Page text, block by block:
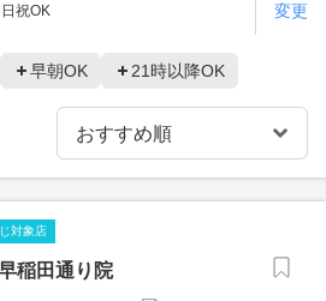
日祝OK 変更
早朝OK 21時以降OK
対象店
稲田通り院